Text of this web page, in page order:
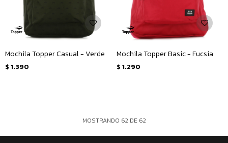
Mochila Topper Casual - Verde
$ 1.390
Mochila Topper Basic - Fucsia
$ 1.290
MOSTRANDO 62 DE 62